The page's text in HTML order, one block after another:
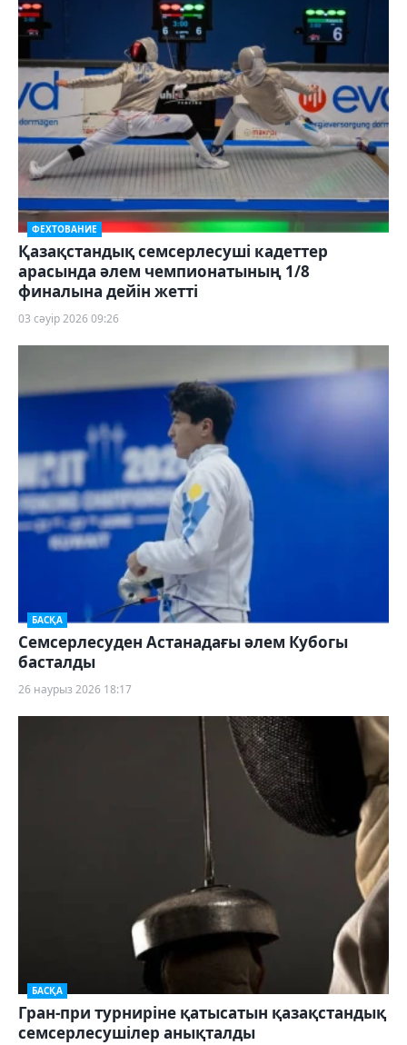
ФЕХТОВАНИЕ
Қазақстандық семсерлесуші кадеттер
арасында әлем чемпионатының 1/8
финалына дейін жетті
03 сәуір 2026 09:26
БАСҚА
Семсерлесуден Астанадағы әлем Кубогы
басталды
26 наурыз 2026 18:17
БАСҚА
Гран-при турниріне қатысатын қазақстандық
семсерлесушілер анықталды